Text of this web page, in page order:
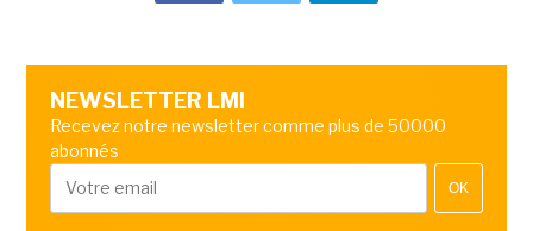
NEWSLETTER LMI
Recevez notre newsletter comme plus de 50000
abonnés
OK